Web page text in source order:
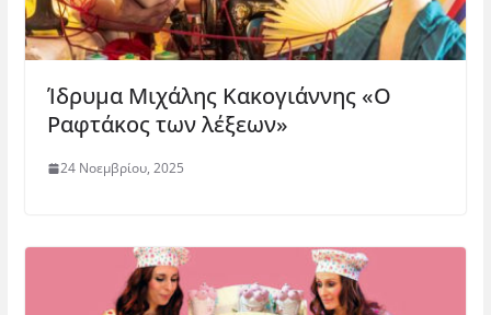
Ίδρυμα Μιχάλης Κακογιάννης «Ο
Ραφτάκος των λέξεων»
24 Νοεμβρίου, 2025